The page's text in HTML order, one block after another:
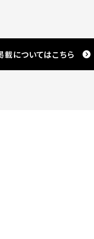
載についてはこちら